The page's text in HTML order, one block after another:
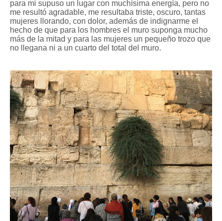
para mi supuso un lugar con muchísima energía, pero no
me resultó agradable, me resultaba triste, oscuro, tantas
mujeres llorando, con dolor, además de indignarme el
hecho de que para los hombres el muro suponga mucho
más de la mitad y para las mujeres un pequeño trozo que
no llegana ni a un cuarto del total del muro.